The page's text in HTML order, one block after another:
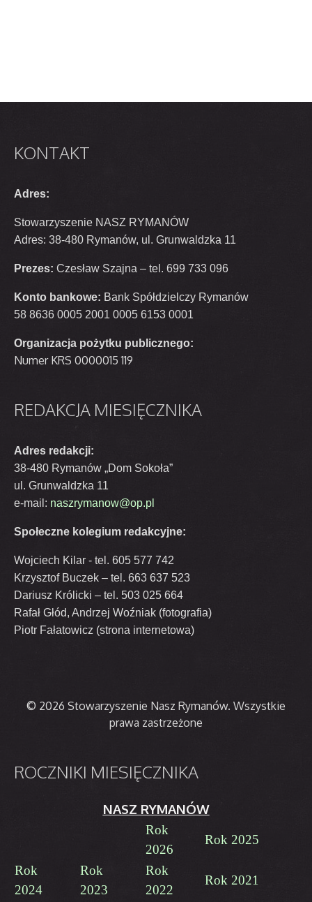
KONTAKT
Adres:
Stowarzyszenie NASZ RYMANÓW
Adres: 38-480 Rymanów, ul. Grunwaldzka 11
Prezes: Czesław Szajna – tel. 699 733 096
Konto bankowe: Bank Spółdzielczy Rymanów
58 8636 0005 2001 0005 6153 0001
Organizacja pożytku publicznego:
Numer KRS 0000015 119
REDAKCJA MIESIĘCZNIKA
Adres redakcji:
38-480 Rymanów „Dom Sokoła”
ul. Grunwaldzka 11
e-mail: naszrymanow@op.pl
Społeczne kolegium redakcyjne:
Wojciech Kilar - tel. 605 577 742
Krzysztof Buczek – tel. 663 637 523
Dariusz Królicki – tel. 503 025 664
Rafał Głód, Andrzej Woźniak (fotografia)
Piotr Fałatowicz (strona internetowa)
© 2026 Stowarzyszenie Nasz Rymanów. Wszystkie
prawa zastrzeżone
ROCZNIKI MIESIĘCZNIKA
NASZ RYMANÓW
Rok
2026
Rok 2025
Rok
2024
Rok
2023
Rok
2022
Rok 2021